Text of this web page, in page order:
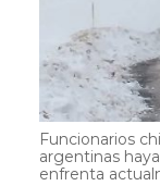
Funcionarios
argentinas
enfrenta